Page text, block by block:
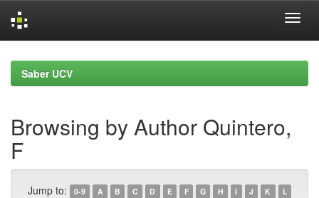
navigationSaber UCV
Browsing by Author Quintero,
F
Jump to: 0-9 A B C D E F G H I J K
L